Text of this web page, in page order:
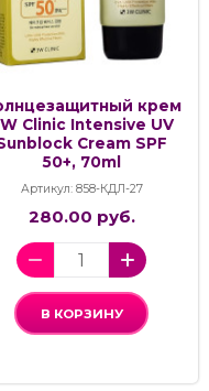
крем
Clinic Intensive UV
Cream SPF
50+, 70ml
Артикул: 858-КДЛ-27
280.00 руб.
В КОРЗИНУ